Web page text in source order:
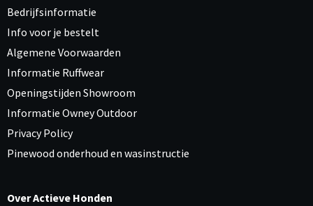
Bedrijfsinformatie
Info voor je bestelt
Algemene Voorwaarden
Informatie Ruffwear
Openingstijden Showroom
Informatie Owney Outdoor
Privacy Policy
Pinewood onderhoud en wasinstructie
Over Actieve Honden